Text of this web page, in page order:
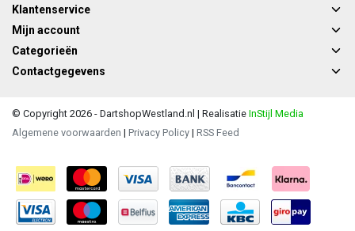
Klantenservice
Mijn account
Categorieën
Contactgegevens
© Copyright 2026 - DartshopWestland.nl | Realisatie InStijl Media
Algemene voorwaarden | Privacy Policy | RSS Feed